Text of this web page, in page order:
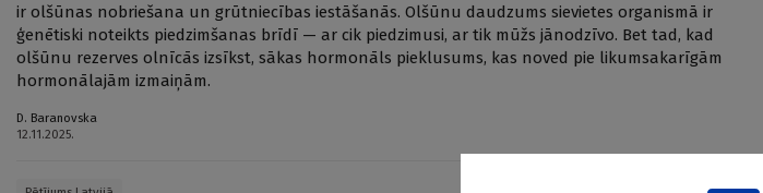
ir olšūnas nobriešana un grūtniecības iestāšanās. Olšūnu daudzums sievietes organismā ir
ģenētiski noteikts piedzimšanas brīdī — ar cik piedzimusi, ar tik mūžs jānodzīvo. Bet tad, kad
olšūnu rezerves olnīcās izsīkst, sākas hormonāls pieklusums, kas noved pie likumsakarīgām
hormonālajām izmaiņām.
D. Baranovska
12.11.2025.